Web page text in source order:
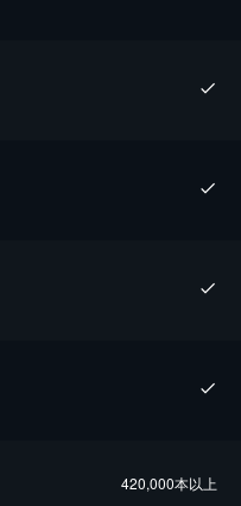
420,000本以上